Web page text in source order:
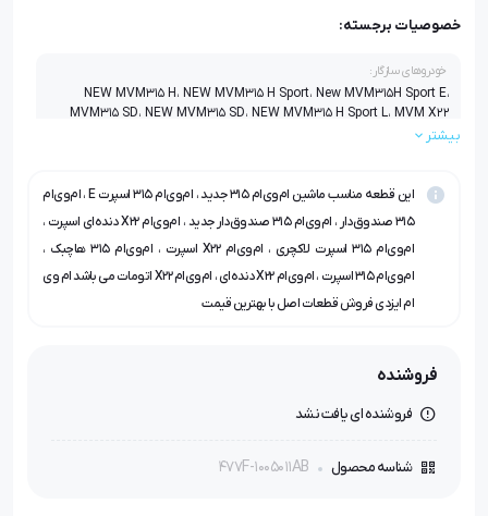
خصوصیات برجسته:
خودروهای سازگار:
NEW MVM315 H، NEW MVM315 H Sport، New MVM315H Sport E،
MVM315 SD، NEW MVM315 SD، NEW MVM315 H Sport L، MVM X22
MT SPORT، MVM X22 AT SPORT، MVM315 H، MVM X22 MT، MVM
بیشتر
این قطعه مناسب ماشین ام‌وی‌ام ۳۱۵ جدید ، ام‌وی‌ام ۳۱۵ اسپرت E ، ام‌وی‌ام
۳۱۵ صندوق‌دار ، ام‌وی‌ام ۳۱۵ صندوق‌دار جدید ، ام‌وی‌ام X22 دنده‌ای اسپرت ،
ام‌وی‌ام ۳۱۵ اسپرت لاکچری ، ام‌وی‌ام X22 اسپرت ، ام‌وی‌ام ۳۱۵ هاچبک ،
ام‌وی‌ام ۳۱۵ اسپرت ، ام‌وی‌ام X22 دنده‌ای ، ام‌وی‌ام X22 اتومات می باشد ام وی
ام ایزدی فروش قطعات اصل با بهترین قیمت
فروشنده
فروشنده ای یافت نشد
شناسه محصول 477F-1005011AB